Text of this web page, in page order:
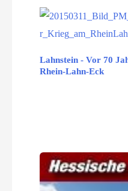
Lahnstein - Vor 70
Rhein-Lahn-Eck